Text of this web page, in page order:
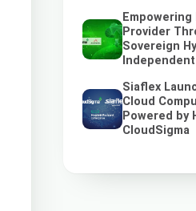
Provider
Sovereign
Siaflex
Cloud
Powered by
CloudSigma